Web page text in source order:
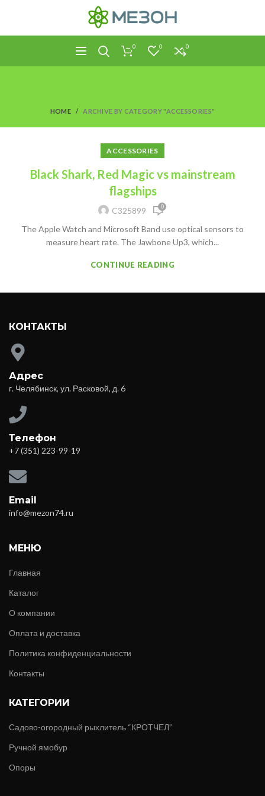
0 0 0
HOME ARCHIVE BY CATEGORY "ACCESSORIES"
ACCESSORIES
Black Shark, Red Magic vs mainstream
flagships
C325899 0
The Apple Watch and Microsoft Band use optical sensors to
measure heart rate. The Jawbone Up3, which...
CONTINUE READING
КОНТАКТЫ
Адрес
г. Челябинск, ул. Расковой, д. 6
Телефон
+7 (351) 223-99-19
Email
info@mezon74.ru
МЕНЮ
Главная
Каталог
О компании
Оплата и доставка
Политика конфиденциальности
Контакты
КАТЕГОРИИ
Садово-огородный рыхлитель “КРОТЧЕЛ”
Ручной ямобур
Опоры